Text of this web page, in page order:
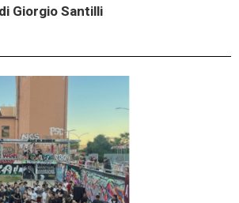
di Giorgio Santilli